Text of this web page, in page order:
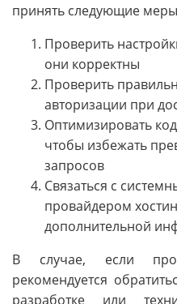
принять следующие
Проверить
они корректны
Проверить
авторизации при
Оптимизировать
чтобы избежать
запросов
Связаться с
провайдером
дополнительной
В случае, если
рекомендуется
разработке или